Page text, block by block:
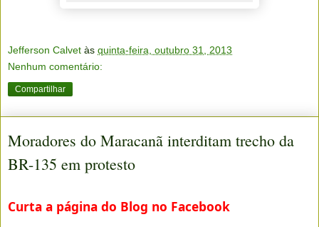
Jefferson Calvet às quinta-feira, outubro 31, 2013
Nenhum comentário:
Compartilhar
Moradores do Maracanã interditam trecho da
BR-135 em protesto
Curta a página do Blog no Facebook